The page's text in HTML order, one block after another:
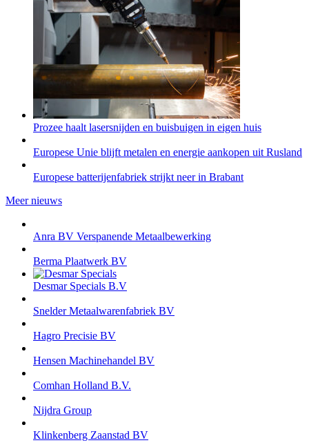
Prozee haalt lasersnijden en buisbuigen in eigen huis
Europese Unie blijft metalen en energie aankopen uit Rusland
Europese batterijenfabriek strijkt neer in Brabant
Meer nieuws
Anra BV Verspanende Metaalbewerking
Berma Plaatwerk BV
Desmar Specials B.V
Snelder Metaalwarenfabriek BV
Hagro Precisie BV
Hensen Machinehandel BV
Comhan Holland B.V.
Nijdra Group
Klinkenberg Zaanstad BV